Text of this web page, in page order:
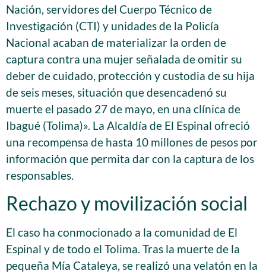
Nación, servidores del Cuerpo Técnico de
Investigación (CTI) y unidades de la Policía
Nacional acaban de materializar la orden de
captura contra una mujer señalada de omitir su
deber de cuidado, protección y custodia de su hija
de seis meses, situación que desencadenó su
muerte el pasado 27 de mayo, en una clínica de
Ibagué (Tolima)». La Alcaldía de El Espinal ofreció
una recompensa de hasta 10 millones de pesos por
información que permita dar con la captura de los
responsables.
Rechazo y movilización social
El caso ha conmocionado a la comunidad de El
Espinal y de todo el Tolima. Tras la muerte de la
pequeña Mía Cataleya, se realizó una velatón en la